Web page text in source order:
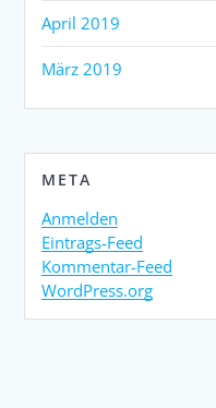
April 2019
März 2019
META
Anmelden
Eintrags-Feed
Kommentar-Feed
WordPress.org